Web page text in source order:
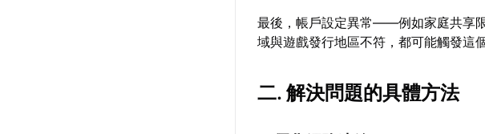
最後，帳戶設定異常——例如家庭共享
域與遊戲發行地區不符，都可能觸發這
二. 解決問題的具體方法